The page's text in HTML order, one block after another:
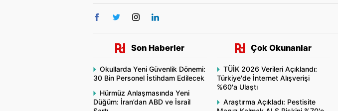
Son Haberler
Okullarda Yeni Güvenlik Dönemi:
30 Bin Personel İstihdam Edilecek
Hürmüz Anlaşmasında Yeni
Düğüm: İran’dan ABD ve İsrail
Çok Okunanlar
TÜİK 2026 Verileri Açıklandı:
Türkiye'de İnternet Alışverişi
%60'a Ulaştı
Araştırma Açıkladı: Pestisite